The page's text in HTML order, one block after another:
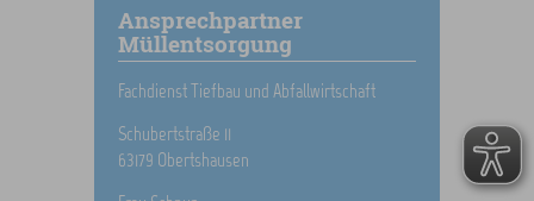
Ansprechpartner
Müllentsorgung
Fachdienst Tiefbau und Abfallwirtschaft
Schubertstraße 11
63179 Obertshausen